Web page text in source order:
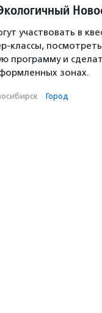
участвовать в
классы, посмотреть
программу и
зонах.
· Город